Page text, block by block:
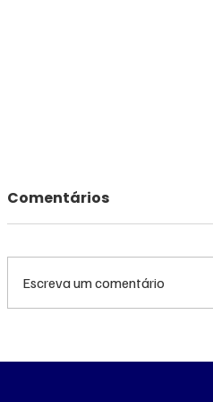
clima nos EUA
Comentários
Escreva um comentário